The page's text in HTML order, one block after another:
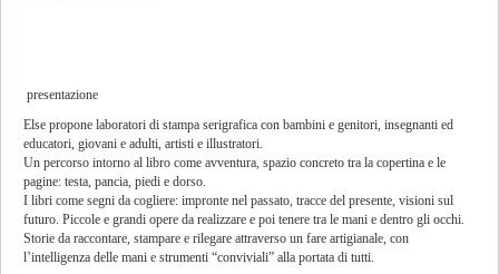
presentazione
Else propone laboratori di stampa serigrafica con bambini e genitori, insegnanti ed
educatori, giovani e adulti, artisti e illustratori.
Un percorso intorno al libro come avventura, spazio concreto tra la copertina e le
pagine: testa, pancia, piedi e dorso.
I libri come segni da cogliere: impronte nel passato, tracce del presente, visioni sul
futuro. Piccole e grandi opere da realizzare e poi tenere tra le mani e dentro gli occhi.
Storie da raccontare, stampare e rilegare attraverso un fare artigianale, con
l’intelligenza delle mani e strumenti “conviviali” alla portata di tutti.